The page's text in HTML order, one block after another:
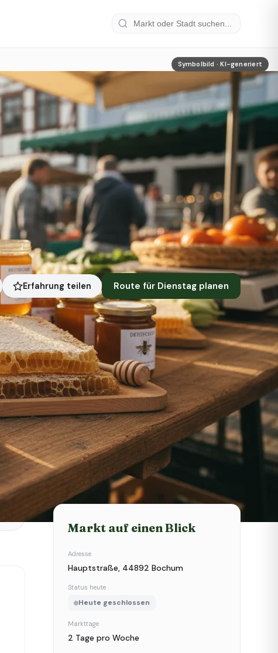
Symbolbild · KI-generiert
Erfahrung teilen Route für Dienstag planen
Symbolbild · KI-generiert
Status heute
Heute geschlossen
Markt auf einen Blick
Adresse
Hauptstraße, 44892 Bochum
Status heute
Heute geschlossen
Markttage
2 Tage pro Woche